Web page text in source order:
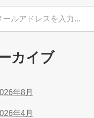
カイブ
年8月
年4月